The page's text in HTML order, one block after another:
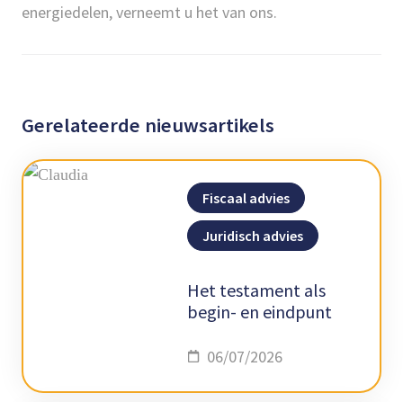
energiedelen, verneemt u het van ons.
Gerelateerde nieuwsartikels
Fiscaal advies
Juridisch advies
Het testament als
begin- en eindpunt
06/07/2026